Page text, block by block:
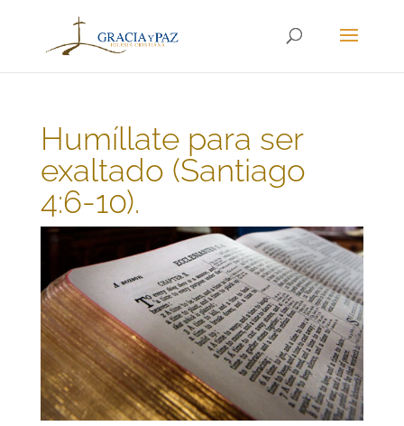
Humíllate para ser
exaltado (Santiago
4:6-10).